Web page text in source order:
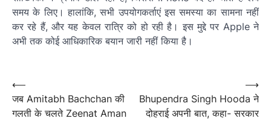
समय के लिए। हालांकि, सभी उपयोगकर्ताएं इस समस्या का सामना नहीं
कर रहे हैं, और यह केवल रात्रि को हो रही है। इस मुद्दे पर Apple ने
अभी तक कोई आधिकारिक बयान जारी नहीं किया है।
नेविगेशन
Post
navigation
⟵
जब Amitabh Bachchan की
गलती के चलते Zeenat Aman
Bhupendra Singh Hooda ने
दोहराई अपनी बात, कहा- सरकार
⟶